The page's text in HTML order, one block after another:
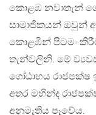
කොළඹ නවාතැන්
සාමාජිකයන් ඔවුන්
කොළඹින් පිටමං
තැන්වලිනි. මේ
ගෝඨාභය
අතර මහින්ද
අනුමැතිය පෑවේය.